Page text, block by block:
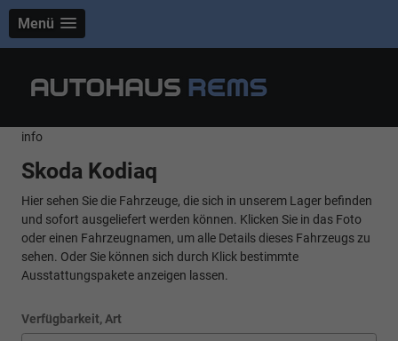
Menü
info
Skoda Kodiaq
Hier sehen Sie die Fahrzeuge, die sich in unserem Lager befinden
und sofort ausgeliefert werden können. Klicken Sie in das Foto
oder einen Fahrzeugnamen, um alle Details dieses Fahrzeugs zu
sehen. Oder Sie können sich durch Klick bestimmte
Ausstattungspakete anzeigen lassen.
Verfügbarkeit, Art